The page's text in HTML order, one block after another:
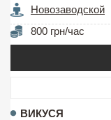
Новозаводской
800 грн/час
ВИКУСЯ